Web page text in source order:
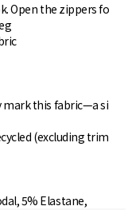
Open the zippers fo
mark this fabric—a si
(excluding trim
5% Elastane,